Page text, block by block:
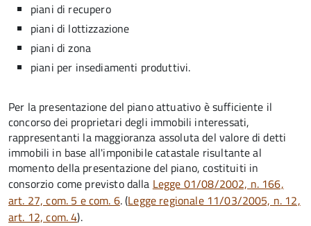
piani di recupero
piani di lottizzazione
piani di zona
piani per insediamenti produttivi.
Per la presentazione del piano attuativo è sufficiente il
concorso dei proprietari degli immobili interessati,
rappresentanti la maggioranza assoluta del valore di detti
immobili in base all'imponibile catastale risultante al
momento della presentazione del piano, costituiti in
consorzio come previsto dalla Legge 01/08/2002, n. 166,
art. 27, com. 5 e com. 6. (Legge regionale 11/03/2005, n. 12,
art. 12, com. 4).